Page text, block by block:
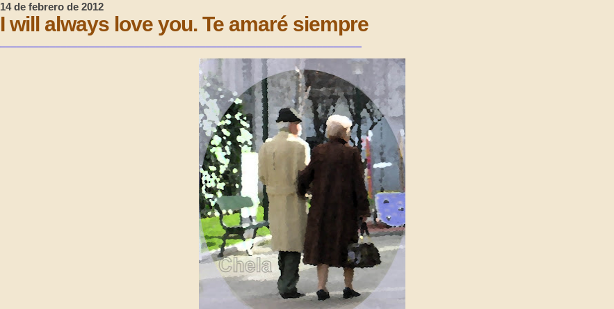
14 de febrero de 2012
I will always love you. Te amaré siempre